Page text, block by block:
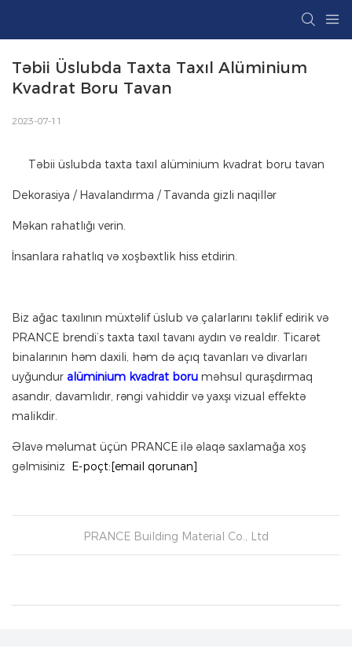
Təbii Üslubda Taxta Taxıl Alüminium
Kvadrat Boru Tavan
2023-07-11
Təbii üslubda taxta taxıl alüminium kvadrat boru tavan
Dekorasiya / Havalandırma / Tavanda gizli naqillər
Məkan rahatlığı verin.
İnsanlara rahatlıq və xoşbəxtlik hiss etdirin.
Biz ağac taxılının müxtəlif üslub və çalarlarını təklif edirik və
PRANCE brendi’s taxta taxıl tavanı aydın və realdır. Ticarət
binalarının həm daxili, həm də açıq tavanları və divarları
uyğundur alüminium kvadrat boru məhsul quraşdırmaq
asandır, davamlıdır, rəngi vahiddir və yaxşı vizual effektə
malikdir.
Əlavə məlumat üçün PRANCE ilə əlaqə saxlamağa xoş
gəlmisiniz
E-poçt:[email qorunan]
PRANCE Building Material Co., Ltd